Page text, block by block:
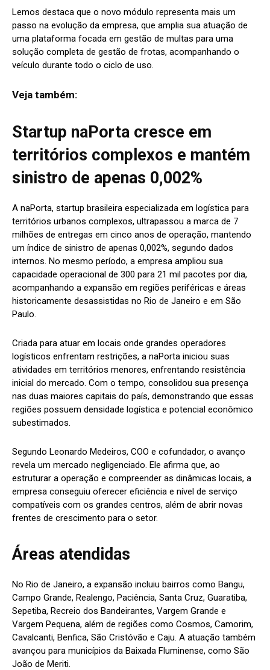
Lemos destaca que o novo módulo representa mais um
passo na evolução da empresa, que amplia sua atuação de
uma plataforma focada em gestão de multas para uma
solução completa de gestão de frotas, acompanhando o
veículo durante todo o ciclo de uso.
Veja também:
Startup naPorta cresce em
territórios complexos e mantém
sinistro de apenas 0,002%
A naPorta, startup brasileira especializada em logística para
territórios urbanos complexos, ultrapassou a marca de 7
milhões de entregas em cinco anos de operação, mantendo
um índice de sinistro de apenas 0,002%, segundo dados
internos. No mesmo período, a empresa ampliou sua
capacidade operacional de 300 para 21 mil pacotes por dia,
acompanhando a expansão em regiões periféricas e áreas
historicamente desassistidas no Rio de Janeiro e em São
Paulo.
Criada para atuar em locais onde grandes operadores
logísticos enfrentam restrições, a naPorta iniciou suas
atividades em territórios menores, enfrentando resistência
inicial do mercado. Com o tempo, consolidou sua presença
nas duas maiores capitais do país, demonstrando que essas
regiões possuem densidade logística e potencial econômico
subestimados.
Segundo Leonardo Medeiros, COO e cofundador, o avanço
revela um mercado negligenciado. Ele afirma que, ao
estruturar a operação e compreender as dinâmicas locais, a
empresa conseguiu oferecer eficiência e nível de serviço
compatíveis com os grandes centros, além de abrir novas
frentes de crescimento para o setor.
Áreas atendidas
No Rio de Janeiro, a expansão incluiu bairros como Bangu,
Campo Grande, Realengo, Paciência, Santa Cruz, Guaratiba,
Sepetiba, Recreio dos Bandeirantes, Vargem Grande e
Vargem Pequena, além de regiões como Cosmos, Camorim,
Cavalcanti, Benfica, São Cristóvão e Caju. A atuação também
avançou para municípios da Baixada Fluminense, como São
João de Meriti.